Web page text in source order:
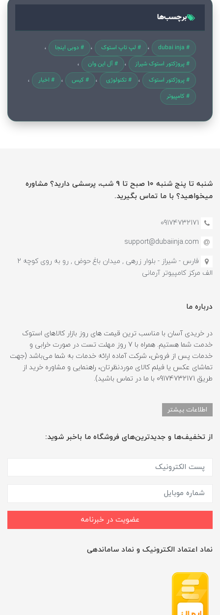
برچسب‌ها
# dubai inja # لپ تاپ استوک
# دوبی اینجا
# پروژکتور استوک شیراز
# آل این وان
# پروژکتور استوک
# تکنولوژی # کیس
# اخبار
# کامپیوتر
شنبه تا پنج شنبه 10 صبح تا 9 شب، پرسشی دارید؟ مشاوره
میخواهید؟ با ما تماس بگیرید.
09174732171
support@dubaiinja.com
فارس - شیراز - بلوار زرهی , میدان باغ حوض , رو به روی کوچه 2
الف مرکز کامپیوتر آرمانی
درباره ما
در خریدی آسان با مناسب ترین قیمت های روز بازار کالاهای استوک
خدمت شما هستیم. همراه با 7 روز مهلت تست در صورت خرابی و
خدمات پس از فروش، شرکت آماده ارائه خدمات به شما می‌باشد (جهت
تماشای عکس یا فیلم کالای موردنظرتان، راهنمایی و مشاوره خرید از
طریق 09174732171 با ما در تماس باشید).
اطلاعات بیشتر
از تخفیف‌ها و جدیدترین‌های فروشگاه ما باخبر شوید:
عضویت در خبرنامه
نماد اعتماد الکترونیک و نماد ساماندهی